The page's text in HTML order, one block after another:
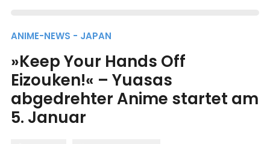
ANIME-NEWS - JAPAN
»Keep Your Hands Off
Eizouken!« – Yuasas
abgedrehter Anime startet am
5. Januar